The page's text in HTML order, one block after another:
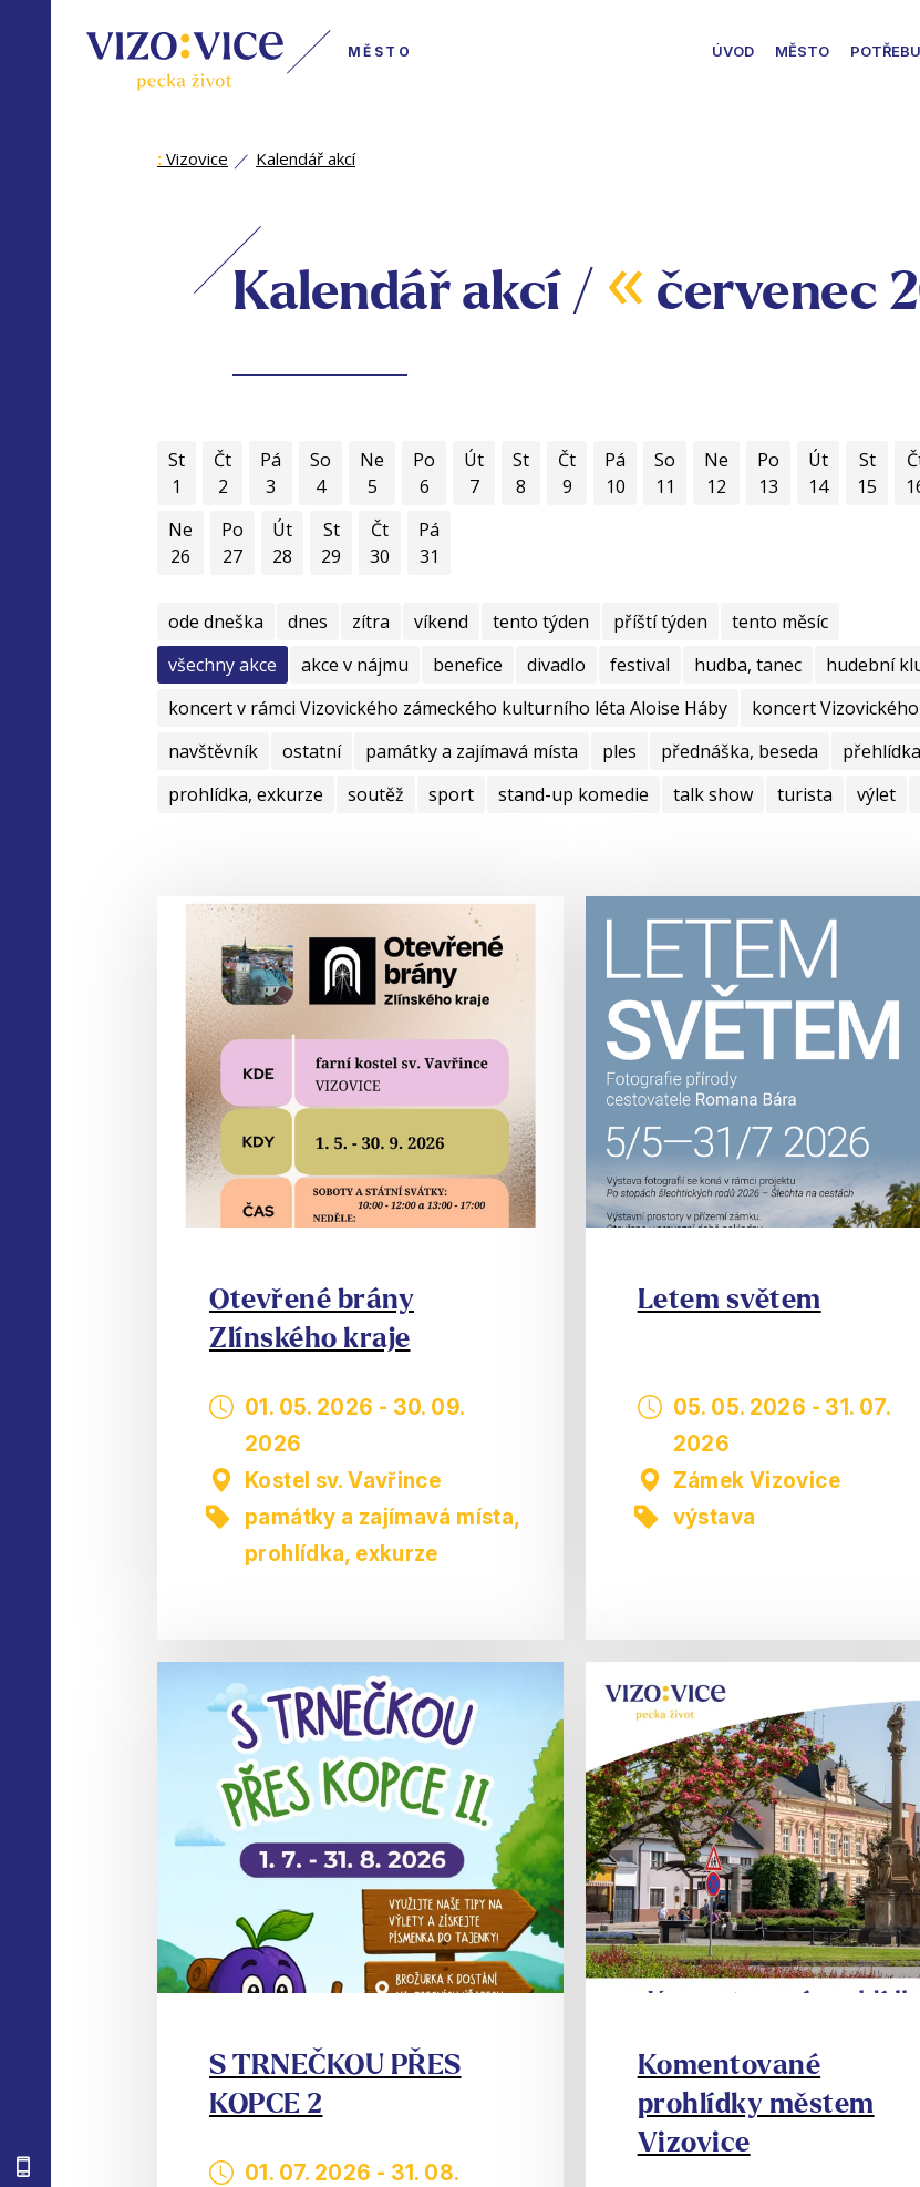
MĚSTO ÚVOD MĚSTO
: Vizovice Kalendář akcí
Kalendář akcí / « červenec
St
1
Čt
2
Pá
3
So
4
Ne
5
Po
6
Út
7
St
8
Čt
9
Pá
10
So
11
Ne
12
Po
13
Út
14
St
15
Ne
26
Po
27
Út
28
St
29
Čt
30
Pá
31
ode dneška dnes zítra víkend tento týden příští týden
tento měsíc
všechny akce
akce v nájmu benefice divadlo festival hudba, tanec hudební
koncert v rámci Vizovického zámeckého kulturního léta Aloise Háby
koncert
navštěvník
ostatní památky a zajímavá místa ples přednáška, beseda přehlídka
prohlídka, exkurze
soutěž sport stand-up komedie talk show turista výlet
Otevřené brány
Zlínského kraje
01. 05. 2026 - 30. 09.
2026
Kostel sv. Vavřince
památky a zajímavá místa,
prohlídka, exkurze
Letem světem
05. 05. 2026 - 31. 07.
2026
Zámek Vizovice
výstava
S TRNEČKOU PŘES
KOPCE 2
01. 07. 2026 - 31. 08.
Komentované
prohlídky městem
Vizovice